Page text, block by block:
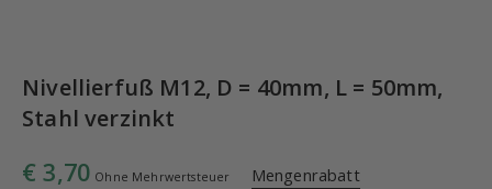
Nivellierfuß M12, D = 40mm, L = 50mm,
Stahl verzinkt
€ 3,70 Ohne Mehrwertsteuer Mengenrabatt